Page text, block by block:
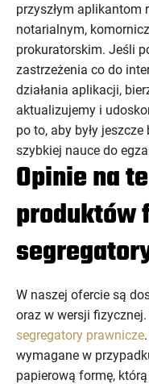
przyszłym aplikantom
notarialnym,
prokuratorskim. Jeśli
zastrzeżenia co do
działania aplikacji,
aktualizujemy i
po to, aby były
szybkiej nauce do
Opinie na
produktów
W naszej ofercie są
oraz w wersji
segregatory prawnicze
wymagane w
papierową formę,